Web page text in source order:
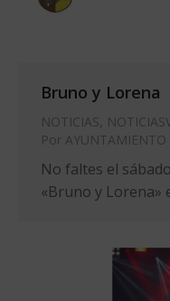
Bruno y Lorena
NOTICIAS,
Por AYUNTAMIENTO
No faltes el
«Bruno y Lorena»